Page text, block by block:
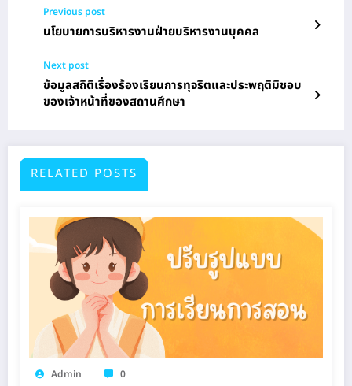
Previous post
นโยบายการบริหารงานฝ่ายบริหารงานบุคคล
Next post
ข้อมูลสถิติเรื่องร้องเรียนการทุจริตและประพฤติมิชอบ
ของเจ้าหน้าที่ของสถานศึกษา
RELATED POSTS
Admin 0